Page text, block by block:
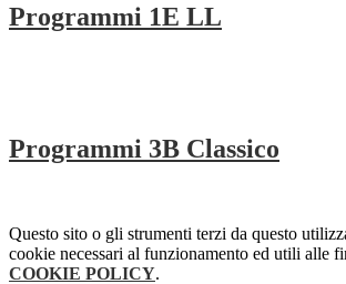
Programmi 1E LL
Programmi 3B Classico
Questo sito o gli strumenti terzi da questo
cookie necessari al funzionamento ed utili alle
COOKIE POLICY.